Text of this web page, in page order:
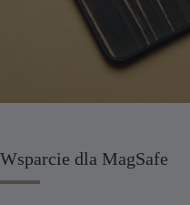
Wsparcie dla MagSafe